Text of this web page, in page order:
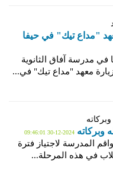
"مداع تيك" في حيفا
في مدرسة آفاق الثانوية
وبركاته 2024-12-30 09:46:01
المدرسة لاجتياز فترة
في هذه المرحلة...